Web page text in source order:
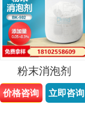
粉末消泡剂
价格咨询 立即咨询